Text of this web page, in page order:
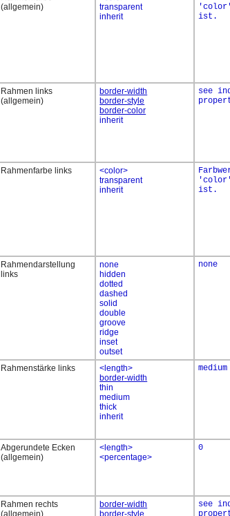
(allgemein)
transparent
inherit
ist.
Rahmen links
(allgemein)
border-width
border-style
border-color
inherit
see
Rahmenfarbe links
<color>
transparent
inherit
ist.
Rahmendarstellung
links
none
hidden
dotted
dashed
solid
double
groove
ridge
inset
outset
none
Rahmenstärke links
<length>
border-width
thin
medium
thick
inherit
medium
Abgerundete Ecken
(allgemein)
<length>
<percentage>
0
Rahmen rechts
(allgemein)
border-width
border-style
see